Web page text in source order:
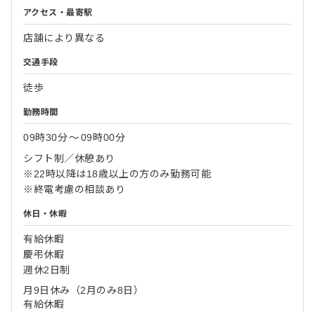
アクセス・最寄駅
店舗により異なる
交通手段
徒歩
勤務時間
09時30分〜09時00分
シフト制／休憩あり
※22時以降は18歳以上の方のみ勤務可能
※終電考慮の相談あり
休日・休暇
有給休暇
慶弔休暇
週休2日制
月9日休み（2月のみ8日）
有給休暇